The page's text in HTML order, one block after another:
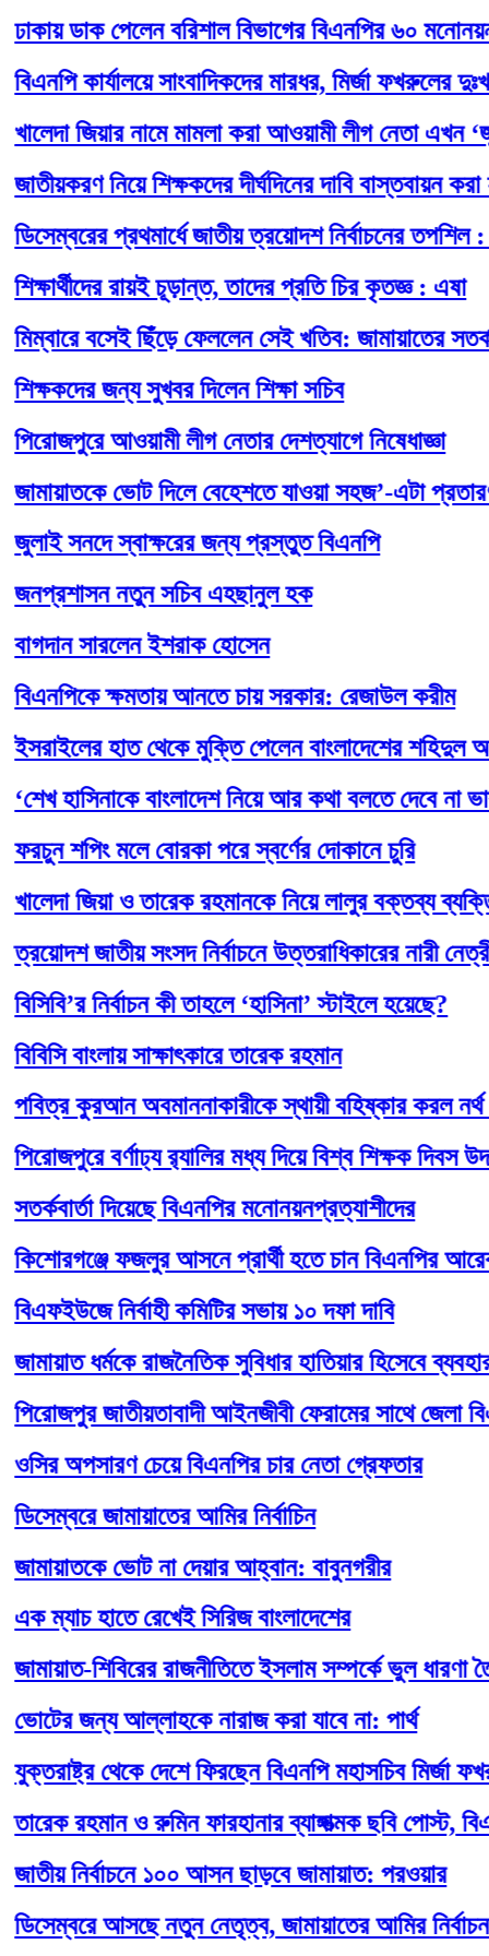
ডাক পেলেন বরিশাল বিভাগের বিএনপির ৬০
কার্যালয়ে সাংবাদিকদের মারধর, মির্জা ফখরুলের দুঃখ
জিয়ার নামে মামলা করা আওয়ামী লীগ নেতা এখন
নিয়ে শিক্ষকদের দীর্ঘদিনের দাবি বাস্তবায়ন করা হবে
প্রথমার্ধে জাতীয় ত্রয়োদশ নির্বাচনের তপশিল :
রায়ই চূড়ান্ত, তাদের প্রতি চির কৃতজ্ঞ : এষা
বসেই ছিঁড়ে ফেললেন সেই খতিব: জামায়াতের
জন্য সুখবর দিলেন শিক্ষা সচিব
আওয়ামী লীগ নেতার দেশত্যাগে নিষেধাজ্ঞা
ভোট দিলে বেহেশতে যাওয়া সহজ’-এটা প্রতারণা:
সনদে স্বাক্ষরের জন্য প্রস্তুত বিএনপি
নতুন সচিব এহছানুল হক
সারলেন ইশরাক হোসেন
ক্ষমতায় আনতে চায় সরকার: রেজাউল করীম
হাত থেকে মুক্তি পেলেন বাংলাদেশের শহিদুল আলম
হাসিনাকে বাংলাদেশ নিয়ে আর কথা বলতে দেবে না ভারত’
শপিং মলে বোরকা পরে স্বর্ণের দোকানে চুরি
জিয়া ও তারেক রহমানকে নিয়ে লালুর বক্তব্য ব্যক্তিগত:
জাতীয় সংসদ নির্বাচনে উত্তরাধিকারের নারী নেত্রীরা
নির্বাচন কী তাহলে ‘হাসিনা’ স্টাইলে হয়েছে?
বাংলায় সাক্ষাৎকারে তারেক রহমান
কুরআন অবমাননাকারীকে স্থায়ী বহিষ্কার করল নর্থ সাউথ
বর্ণাঢ্য র‍্যালির মধ্য দিয়ে বিশ্ব শিক্ষক দিবস উদযাপন
দিয়েছে বিএনপির মনোনয়নপ্রত্যাশীদের
ফজলুর আসনে প্রার্থী হতে চান বিএনপির আরেক
নির্বাহী কমিটির সভায় ১০ দফা দাবি
ধর্মকে রাজনৈতিক সুবিধার হাতিয়ার হিসেবে ব্যবহার
জাতীয়তাবাদী আইনজীবী ফেরামের সাথে জেলা
অপসারণ চেয়ে বিএনপির চার নেতা গ্রেফতার
জামায়াতের আমির নির্বাচিন
ভোট না দেয়ার আহ্বান: বাবুনগরীর
হাতে রেখেই সিরিজ বাংলাদেশের
শিবিরের রাজনীতিতে ইসলাম সম্পর্কে ভুল ধারণা তৈরি
জন্য আল্লাহকে নারাজ করা যাবে না: পার্থ
থেকে দেশে ফিরছেন বিএনপি মহাসচিব মির্জা ফখরুল
রহমান ও রুমিন ফারহানার ব্যাঙ্গাত্মক ছবি পোস্ট, বিএনপি-
নির্বাচনে ১০০ আসন ছাড়বে জামায়াত: পরওয়ার
আসছে নতুন নেতৃত্ব, জামায়াতের আমির নির্বাচন